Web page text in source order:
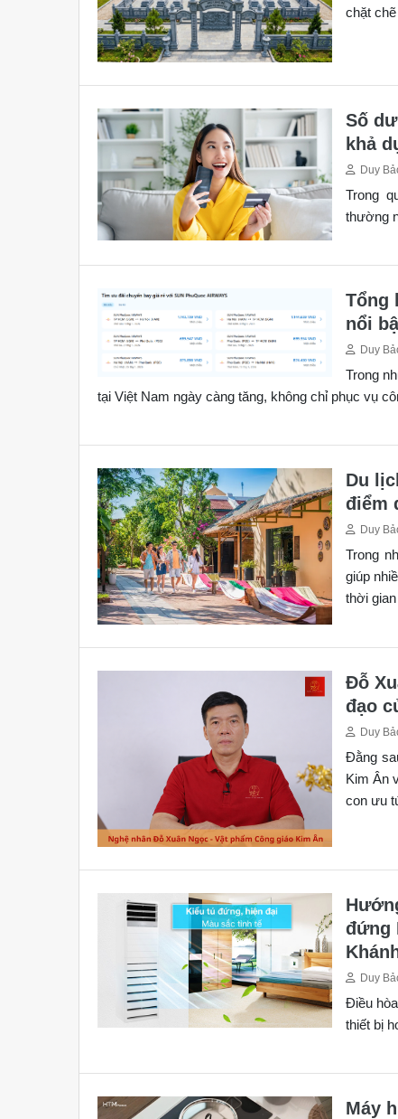
chặt
Số
khả
Duy
Trong
thường
Tổng
nổi
Duy
Trong
tại Việt Nam ngày càng tăng, không chỉ phục vụ
Du
điểm
Duy
Trong
giúp
thời
Đỗ
đạo
Duy
Đằng
Kim Ân
con ưu
đứng
Duy
Điều
thiết bị
Máy